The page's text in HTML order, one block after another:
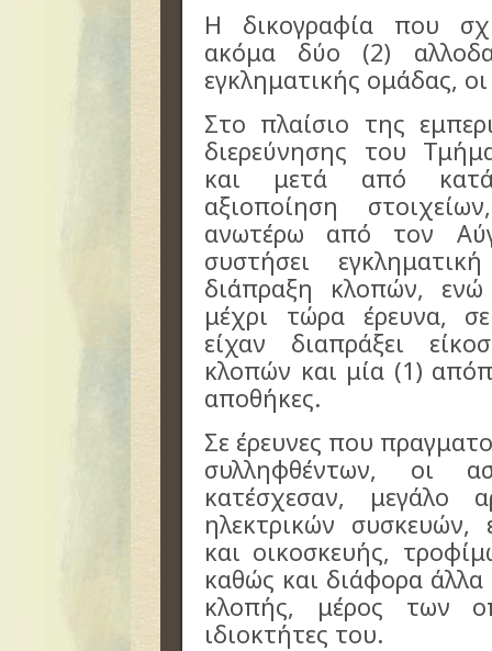
Η δικογραφία που
ακόμα δύο (2)
εγκληματικής ομάδας,
Στο πλαίσιο της
διερεύνησης του
και μετά από
αξιοποίηση
ανωτέρω από τον
συστήσει
διάπραξη κλοπών,
μέχρι τώρα έρευνα, σε
είχαν διαπράξει
κλοπών και μία (1)
αποθήκες.
Σε έρευνες που
συλληφθέντων, οι
κατέσχεσαν, μεγάλο
ηλεκτρικών συσκευών,
και οικοσκευής,
καθώς και διάφορα άλλα
κλοπής, μέρος των
ιδιοκτήτες του.